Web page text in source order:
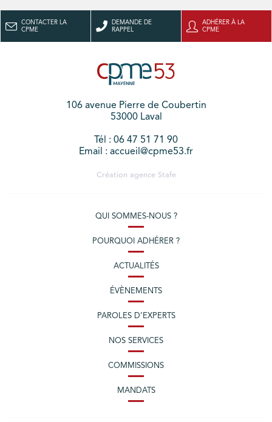
CONTACTER LA
CPME
DEMANDE DE
RAPPEL
ADHÉRER À LA
CPME
106 avenue Pierre de Coubertin
53000 Laval
Tél : 06 47 51 71 90
Email : accueil@cpme53.fr
Création agence Stafe
QUI SOMMES-NOUS ?
POURQUOI ADHÉRER ?
ACTUALITÉS
ÉVÈNEMENTS
PAROLES D’EXPERTS
NOS SERVICES
COMMISSIONS
MANDATS